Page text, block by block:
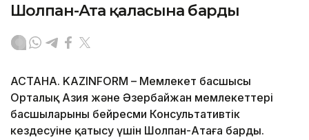
Шолпан-Ата қаласына барды
АСТАНА. KAZINFORM – Мемлекет басшысы
Орталық Азия және Әзербайжан мемлекеттері
басшыларының бейресми Консультативтік
кездесуіне қатысу үшін Шолпан-Атаға барды.